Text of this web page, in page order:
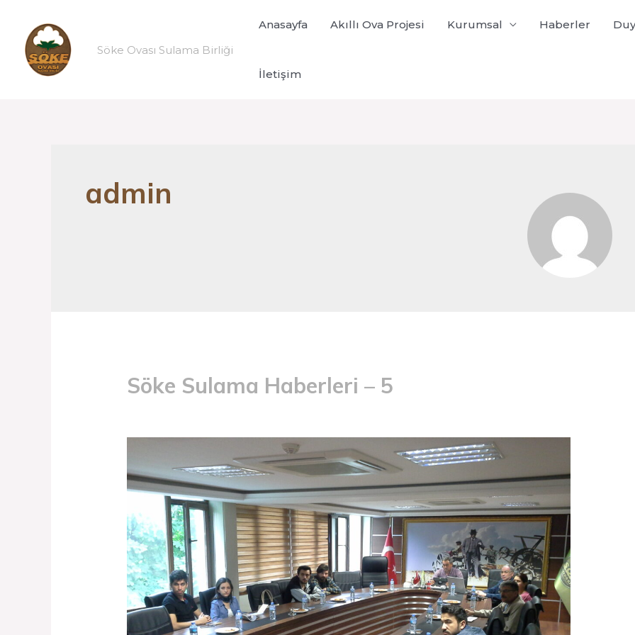
Söke Ovası Sulama Birliği
Anasayfa Akıllı Ova Projesi Kurumsal Haberler
İletişim
admin
Söke Sulama Haberleri – 5